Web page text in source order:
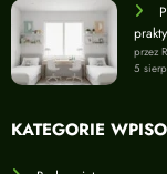
przez
5
KATEGORIE